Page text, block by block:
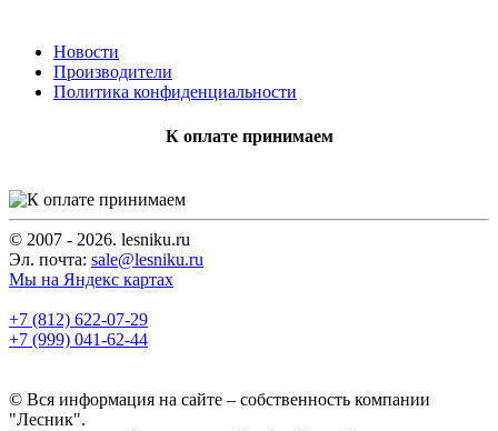
Новости
Производители
Политика конфиденциальности
К оплате принимаем
© 2007 - 2026. lesniku.ru
Эл. почта: sale@lesniku.ru
Мы на Яндекс картах
+7 (812) 622-07-29
+7 (999) 041-62-44
© Вся информация на сайте – собственность компании
"Лесник".